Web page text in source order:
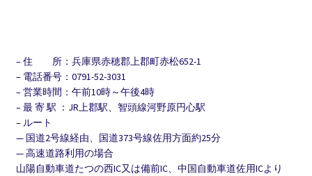
– 住 所：兵庫県赤穂郡上郡町赤松652-1
– 電話番号：0791-52-3031
– 営業時間：午前10時～午後4時
– 最 寄 駅 ：JR上郡駅、智頭線河野原円心駅
– ルート
— 国道2号線経由、国道373号線佐用方面約25分
— 高速道路利用の場合
山陽自動車道たつの西IC又は備前IC、中国自動車道佐用ICより